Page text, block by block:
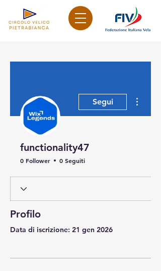
Segui
functionality47
0 Follower 0 Seguiti
Profilo
Data di iscrizione: 21 gen 2026